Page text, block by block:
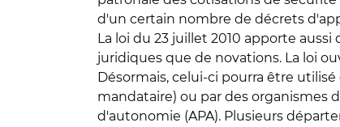
d'un certain nombre de décrets
La loi du 23 juillet 2010 apporte
juridiques que de novations. La loi
Désormais, celui-ci pourra être
mandataire) ou par des organismes
d'autonomie (APA). Plusieurs